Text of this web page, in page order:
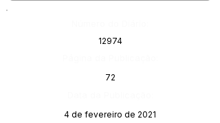
12974
72
4 de fevereiro de 2021